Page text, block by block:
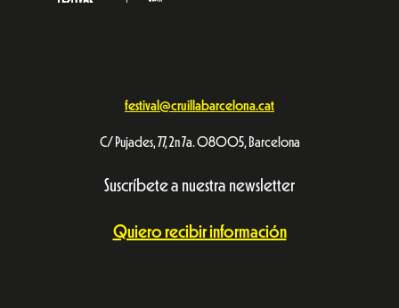
festival@cruillabarcelona.cat
C/ Pujades, 77, 2n 7a. 08005, Barcelona
Suscríbete a nuestra newsletter
Quiero recibir información